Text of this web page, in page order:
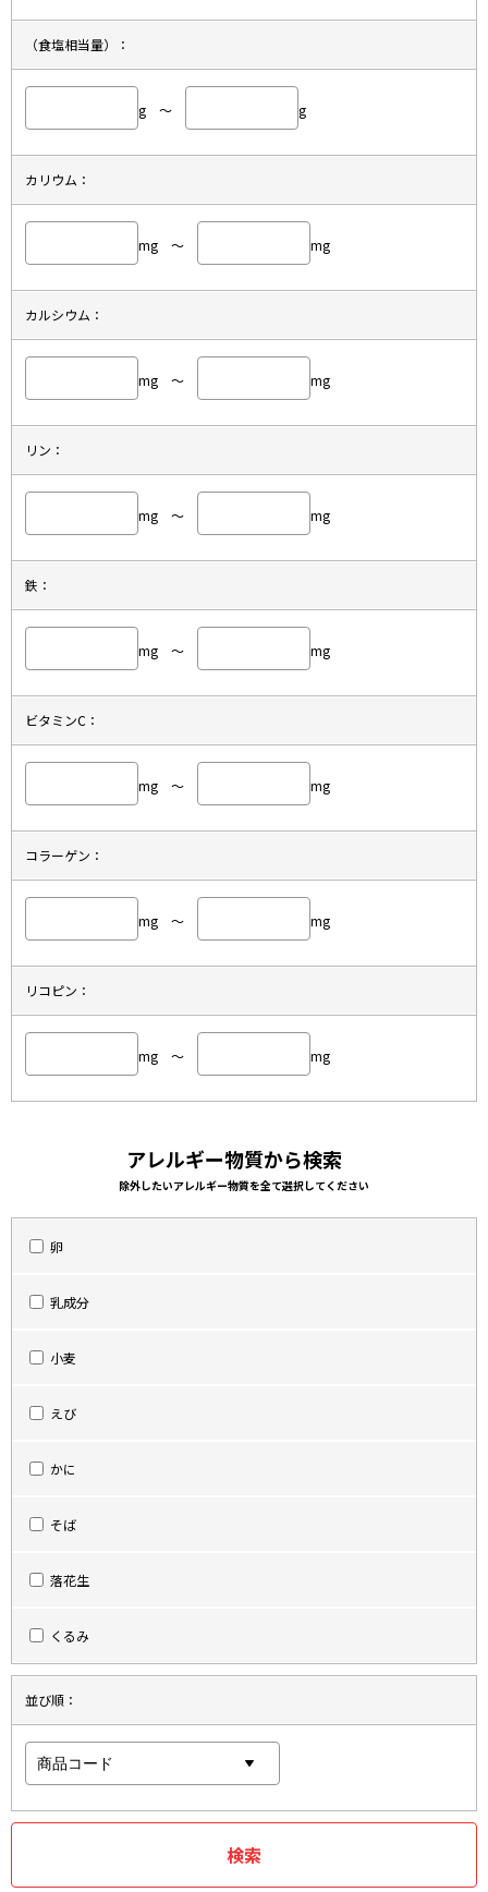
（食塩相当量）：
g ～ g
カリウム：
mg ～ mg
カルシウム：
mg ～ mg
リン：
mg ～ mg
鉄：
mg ～ mg
ビタミンC：
mg ～ mg
コラーゲン：
mg ～ mg
リコピン：
mg ～ mg
アレルギー物質から検索
除外したいアレルギー物質を全て選択してください
卵
乳成分
小麦
えび
かに
そば
落花生
くるみ
並び順：